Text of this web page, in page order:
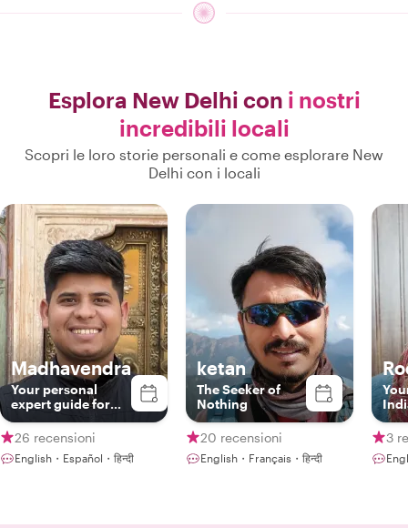
Esplora New Delhi con i nostri
incredibili locali
Scopri le loro storie personali e come esplorare New
Delhi con i locali
Madhavendra
Your personal
expert guide for
Delhi, Agra &
Jaipur!!
26 recensioni
English・Español・हिन्दी
ketan
The Seeker of
Nothing
20 recensioni
English・Français・हिन्दी
3